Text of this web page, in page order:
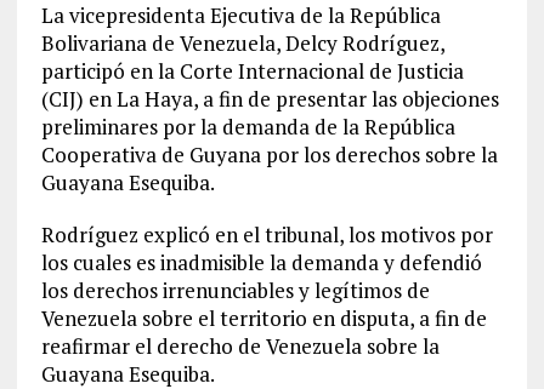
La vicepresidenta Ejecutiva de la República
Bolivariana de Venezuela, Delcy Rodríguez,
participó en la Corte Internacional de Justicia
(CIJ) en La Haya, a fin de presentar las objeciones
preliminares por la demanda de la República
Cooperativa de Guyana por los derechos sobre la
Guayana Esequiba.
Rodríguez explicó en el tribunal, los motivos por
los cuales es inadmisible la demanda y defendió
los derechos irrenunciables y legítimos de
Venezuela sobre el territorio en disputa, a fin de
reafirmar el derecho de Venezuela sobre la
Guayana Esequiba.